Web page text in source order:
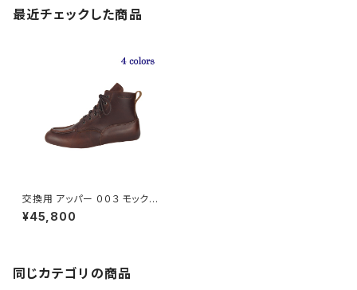
最近チェックした商品
交換用 アッパー ００３ モックト
ゥ『The Work Boots』
¥45,800
同じカテゴリの商品